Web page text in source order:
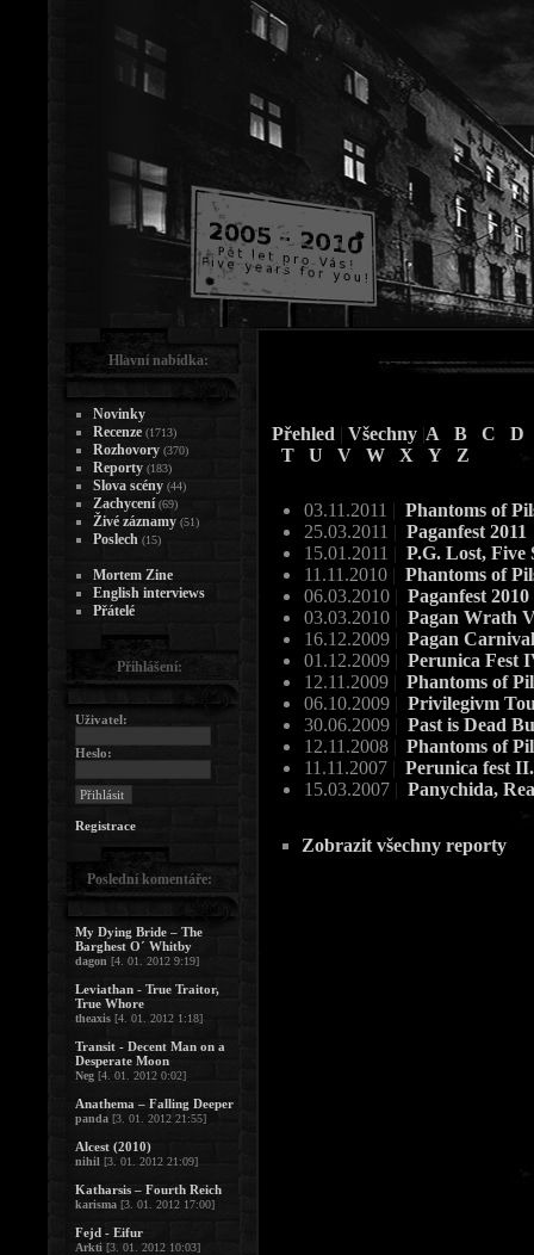
Přehled | Všechny |A B C
D
T
U V W X Y Z
03.11.2011 | Phantoms of
25.03.2011 | Paganfest 2011
15.01.2011 | P.G. Lost, Five
11.11.2010 | Phantoms of
06.03.2010 | Paganfest
03.03.2010 | Pagan Wrath
16.12.2009 | Pagan
01.12.2009 | Perunica Fest
12.11.2009 | Phantoms of
06.10.2009 | Privilegivm
30.06.2009 | Past is Dead
12.11.2008 | Phantoms of
11.11.2007 | Perunica fest
15.03.2007 | Panychida,
Zobrazit všechny reporty
Hlavní nabídka:
Novinky
Recenze (1713)
Rozhovory (370)
Reporty (183)
Slova scény (44)
Zachycení (69)
Živé záznamy (51)
Poslech (15)
Mortem Zine
English interviews
Přátelé
Přihlášení:
Uživatel:
Heslo:
Registrace
Poslední komentáře:
My Dying Bride – The
Barghest O´ Whitby
dagon [4. 01. 2012 9:19]
Leviathan - True Traitor,
True Whore
theaxis [4. 01. 2012 1:18]
Transit - Decent Man on a
Desperate Moon
Neg [4. 01. 2012 0:02]
Anathema – Falling Deeper
panda [3. 01. 2012 21:55]
Alcest (2010)
nihil [3. 01. 2012 21:09]
Katharsis – Fourth Reich
karisma [3. 01. 2012 17:00]
Fejd - Eifur
Arkti [3. 01. 2012 10:03]